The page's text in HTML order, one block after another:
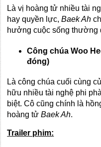
Là vị hoàng tử nhiều tài
hay quyền lực,Baek Ah
hưởng cuộc sống thường
Công chúaWoo
đóng)
Là công chúa cuối cùng
hữu nhiều tài nghệ phi
biệt. Cô cũng chính là
hoàng tửBaek Ah.
Trailer phim: